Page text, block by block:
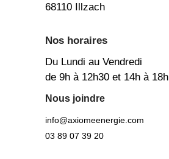
68110 Illzach
Nos horaires
Du Lundi au Vendredi
de 9h à 12h30 et 14h à 18h
Nous joindre
info@axiomeenergie.com
03 89 07 39 20